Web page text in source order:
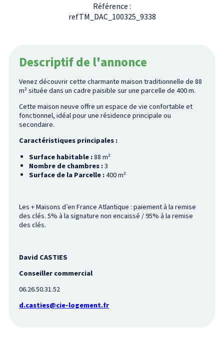
Référence :
refTM_DAC_100325_9338
Descriptif de l'annonce
Venez découvrir cette charmante maison traditionnelle de 88
m² située dans un cadre paisible sur une parcelle de 400 m.
Cette maison neuve offre un espace de vie confortable et
fonctionnel, idéal pour une résidence principale ou
secondaire.
Caractéristiques principales :
Surface habitable :88 m²
Nombre de chambres :3
Surface de la Parcelle :400 m²
Les + Maisons d’en France Atlantique : paiement à la remise
des clés. 5% à la signature non encaissé / 95% à la remise
des clés.
David CASTIES
Conseiller commercial
06.26.50.31.52
d.casties@cie-logement.fr